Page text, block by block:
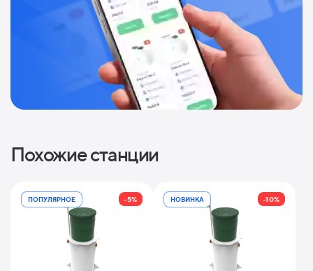
Похожие станции
ПОПУЛЯРНОЕ -5% НОВИНКА -10%